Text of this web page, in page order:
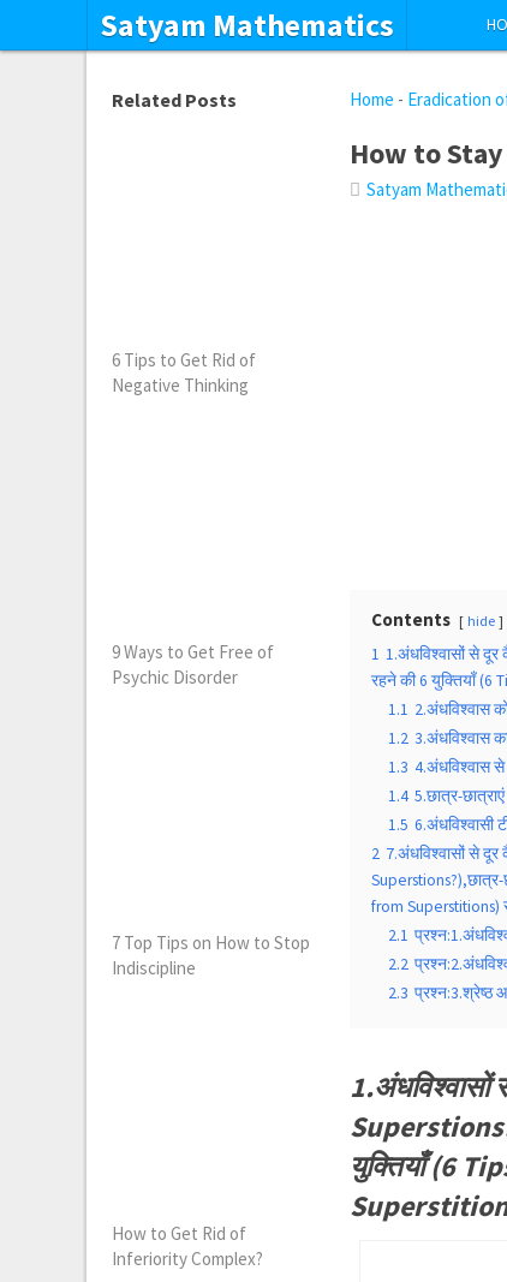
Satyam Mathematics
Home - Eradication
How to
Satyam
Contents hide
1 1.अंधविश्वासों से
रहने की 6 युक्तियाँ (6
1.1 2.अंधविश्वास
1.2 3.अंधविश्वास
1.3 4.अंधविश्वास
1.4 5.छात्र-
1.5 6.अंधविश्वासी
2 7.अंधविश्वासों से
from Superstitions)
2.1
2.2
2.3 प्रश्न:3.श्रेष्ठ
युक्तियाँ (6
Related Posts
6 Tips to Get Rid of
Negative Thinking
9 Ways to Get Free of
Psychic Disorder
7 Top Tips on How to Stop
Indiscipline
How to Get Rid of
Inferiority Complex?